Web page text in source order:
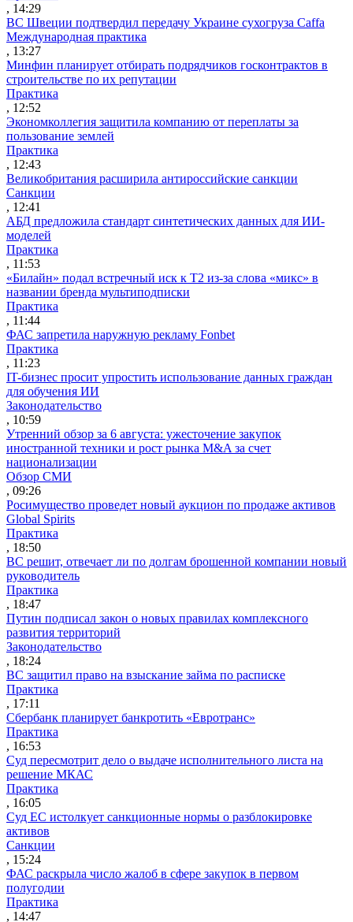
, 14:29
ВС Швеции подтвердил передачу Украине сухогруза Caffa
Международная практика
, 13:27
Минфин планирует отбирать подрядчиков госконтрактов в
строительстве по их репутации
Практика
, 12:52
Экономколлегия защитила компанию от переплаты за
пользование землей
Практика
, 12:43
Великобритания расширила антироссийские санкции
Санкции
, 12:41
АБД предложила стандарт синтетических данных для ИИ-
моделей
Практика
, 11:53
«Билайн» подал встречный иск к Т2 из-за слова «микс» в
названии бренда мультиподписки
Практика
, 11:44
ФАС запретила наружную рекламу Fonbet
Практика
, 11:23
IT-бизнес просит упростить использование данных граждан
для обучения ИИ
Законодательство
, 10:59
Утренний обзор за 6 августа: ужесточение закупок
иностранной техники и рост рынка M&A за счет
национализации
Обзор СМИ
, 09:26
Росимущество проведет новый аукцион по продаже активов
Global Spirits
Практика
, 18:50
ВС решит, отвечает ли по долгам брошенной компании новый
руководитель
Практика
, 18:47
Путин подписал закон о новых правилах комплексного
развития территорий
Законодательство
, 18:24
ВС защитил право на взыскание займа по расписке
Практика
, 17:11
Сбербанк планирует банкротить «Евротранс»
Практика
, 16:53
Суд пересмотрит дело о выдаче исполнительного листа на
решение МКАС
Практика
, 16:05
Суд ЕС истолкует санкционные нормы о разблокировке
активов
Санкции
, 15:24
ФАС раскрыла число жалоб в сфере закупок в первом
полугодии
Практика
, 14:47